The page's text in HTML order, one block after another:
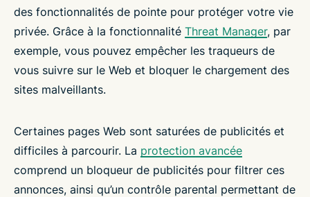
des fonctionnalités de pointe pour protéger votre vie
privée. Grâce à la fonctionnalité Threat Manager, par
exemple, vous pouvez empêcher les traqueurs de
vous suivre sur le Web et bloquer le chargement des
sites malveillants.
Certaines pages Web sont saturées de publicités et
difficiles à parcourir. La protection avancée
comprend un bloqueur de publicités pour filtrer ces
annonces, ainsi qu’un contrôle parental permettant de